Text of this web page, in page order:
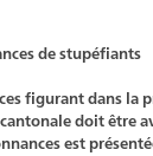
de stupéfiants
figurant dans la
doit être
est